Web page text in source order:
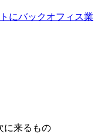
にバックオフィス業
に来るもの